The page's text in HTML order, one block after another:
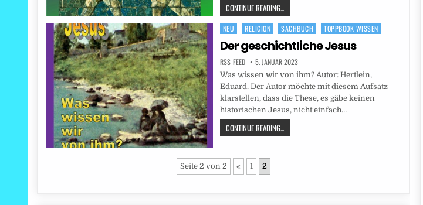
CONTINUE READING...
Posted
in
NEU RELIGION SACHBUCH TOPPBOOK WISSEN
Der geschichtliche Jesus
RSS-FEED 5. JANUAR 2023
Was wissen wir von ihm? Autor: Hertlein,
Eduard. Der Autor möchte mit diesem Aufsatz
klarstellen, dass die These, es gäbe keinen
historischen Jesus, nicht einfach…
CONTINUE READING...
Seite 2 von 2 « 1 2